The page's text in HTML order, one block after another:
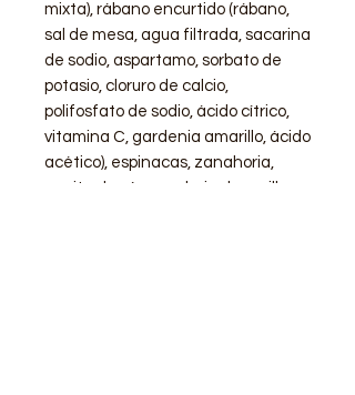
mixta), rábano encurtido (rábano,
sal de mesa, agua filtrada, sacarina
de sodio, aspartamo, sorbato de
potasio, cloruro de calcio,
polifosfato de sodio, ácido cítrico,
vitamina C, gardenia amarillo, ácido
acético), espinacas, zanahoria,
aceite de sésamo, hoja de perilla,